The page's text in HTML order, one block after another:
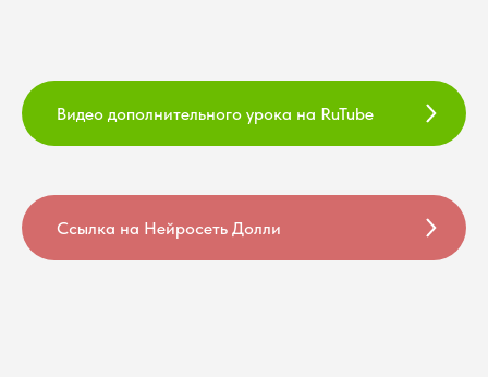
Видео дополнительного урока на RuTube
Ссылка на Нейросеть Долли